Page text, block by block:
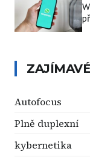
Autofocus
Plně duplexní
kybernetika